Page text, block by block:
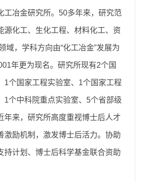
工冶金研究所。50多年来，研究范
源化工、生化工程、材料化工、资
域，学科方向由“化工冶金”发展为
年更为现名。研究所现有2个国
1个国家工程实验室、1个国家工程
1个中科院重点实验室、5个省部级
年来，研究所高度重视博士后人才
激励机制，激发博士后活力。协助
持计划、博士后科学基金联合资助